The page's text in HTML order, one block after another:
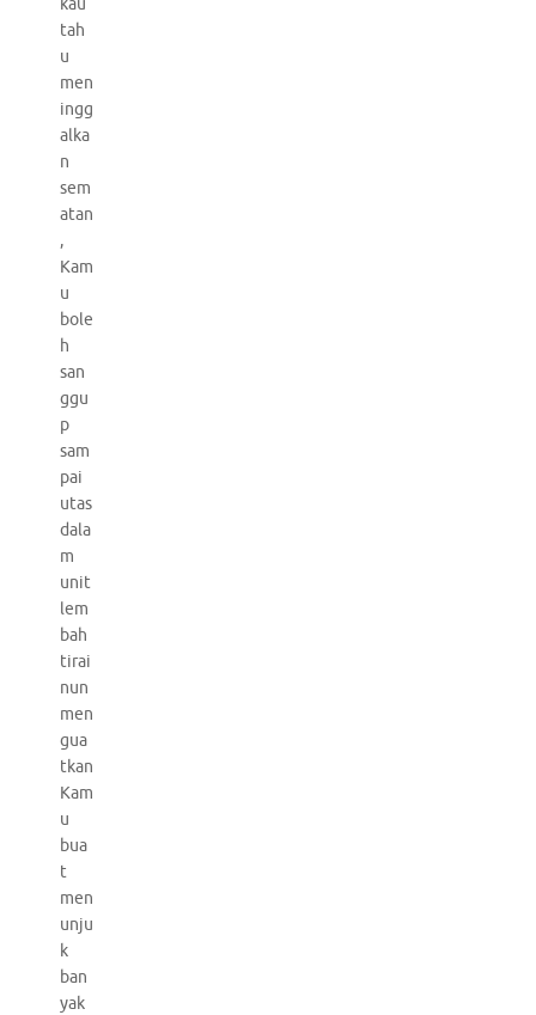
tah
u
men
ingg
alka
n
sem
atan
,
Kam
u
bole
h
san
ggu
p
sam
pai
utas
dala
m
unit
lem
bah
tirai
nun
men
gua
tkan
Kam
u
bua
t
men
unju
k
ban
yak